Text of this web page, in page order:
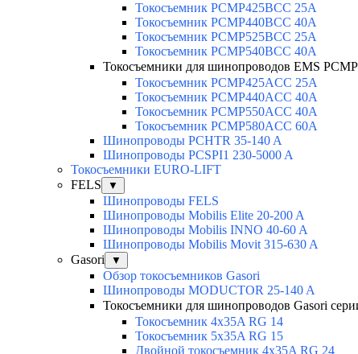
Токосъемник PCMP425BCC 25А
Токосъемник PCMP440BCC 40А
Токосъемник PCMP525BCC 25А
Токосъемник PCMP540BCC 40А
Токосъемники для шинопроводов EMS
Токосъемник PCMP425ACC 25А
Токосъемник PCMP440ACC 40А
Токосъемник PCMP550ACC 40A
Токосъемник PCMP580ACC 60A
Шинопроводы PCHTR 35-140 A
Шинопроводы PCSPI1 230-5000 A
Токосъемники EURO-LIFT
FELS
▼
Шинопроводы FELS
Шинопроводы Mobilis Elite 20-200 A
Шинопроводы Mobilis INNO 40-60 A
Шинопроводы Mobilis Movit 315-630 A
Gasori
▼
Обзор токосъемников Gasori
Шинопроводы MODUCTOR 25-140 A
Токосъемники для шинопроводов Gasori
Токосъемник 4x35A RG 14
Токосъемник 5x35A RG 15
Двойной токосъемник 4x35A RG 24